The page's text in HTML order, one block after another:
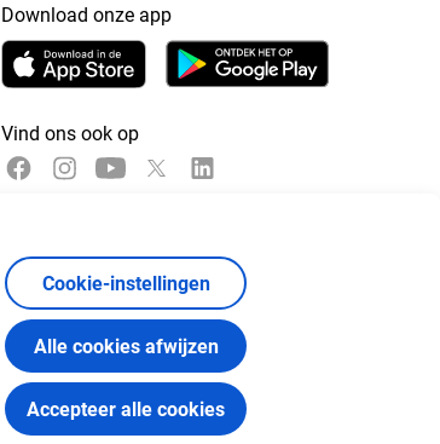
Cookie-instellingen
Alle cookies afwijzen
Accepteer alle cookies
Download onze app
Vind ons ook op
Cookiebeleid Certificaten en gedragscodes